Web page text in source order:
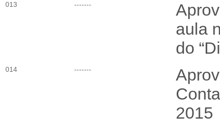
013 -------
aula
do
014 -------
2015